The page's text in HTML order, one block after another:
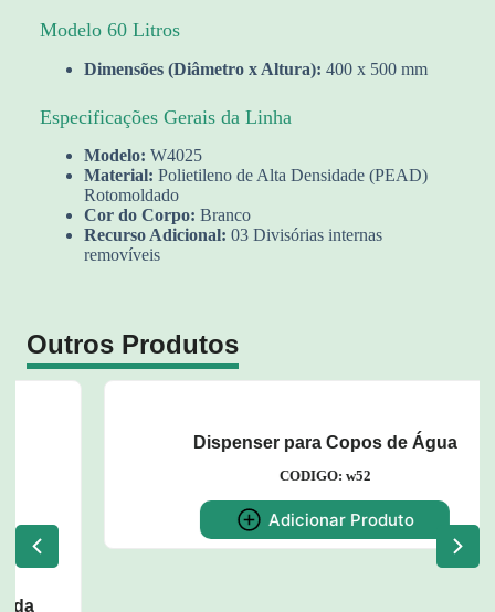
Modelo 60 Litros
Dimensões (Diâmetro x Altura): 400 x 500 mm
Especificações Gerais da Linha
Modelo: W4025
Material: Polietileno de Alta Densidade (PEAD)
Rotomoldado
Cor do Corpo: Branco
Recurso Adicional: 03 Divisórias internas
removíveis
Outros Produtos